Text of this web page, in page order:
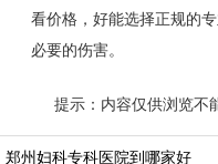
看价格，好能选择正规的
必要的伤害。
提示：内容仅供浏览不
郑州妇科专科医院到哪家好